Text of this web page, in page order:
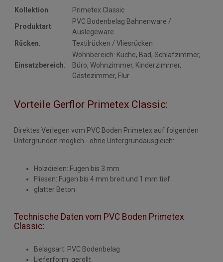
Kollektion: Primetex Classic
Produktart:
PVC Bodenbelag Bahnenware /
Auslegeware
Rücken: Textilrücken / Vliesrücken
Einsatzbereich:
Wohnbereich: Küche, Bad, Schlafzimmer,
Büro, Wohnzimmer, Kinderzimmer,
Gästezimmer, Flur
Vorteile Gerflor Primetex Classic:
Direktes Verlegen vom PVC Boden Primetex auf folgenden
Untergründen möglich - ohne Untergrundausgleich:
Holzdielen: Fugen bis 3 mm
Fliesen: Fugen bis 4 mm breit und 1 mm tief
glatter Beton
Technische Daten vom PVC Boden Primetex
Classic:
Belagsart: PVC Bodenbelag
Lieferform: gerollt